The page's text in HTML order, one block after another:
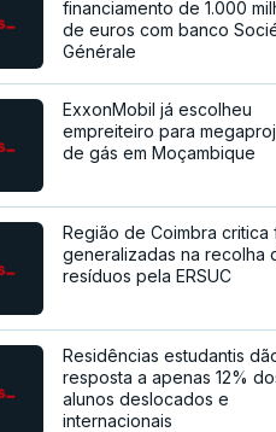
financiamento de 1.000
de euros com banco
Générale
ExxonMobil já escolheu
empreiteiro para
de gás em Moçambique
Região de Coimbra critica
generalizadas na recolha
resíduos pela ERSUC
Residências estudantis
resposta a apenas 12%
alunos deslocados e
internacionais